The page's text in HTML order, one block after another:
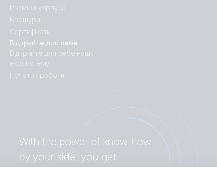
Відкрийте для себе
Відкрийте для себе нашу
екосистему
Початок роботи
Розміри корпуса
Брошури
Сертифікати